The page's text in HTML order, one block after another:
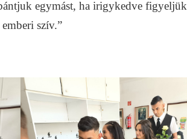
egymást, ha irigykedve figyeljük
szív.”